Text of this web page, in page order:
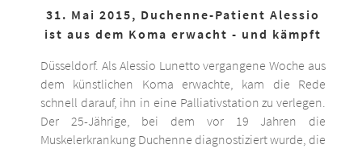
31. Mai 2015, Duchenne-Patient Alessio
ist aus dem Koma erwacht - und kämpft
Düsseldorf. Als Alessio Lunetto vergangene Woche aus
dem künstlichen Koma erwachte, kam die Rede
schnell darauf, ihn in eine Palliativstation zu verlegen.
Der 25-Jährige, bei dem vor 19 Jahren die
Muskelerkrankung Duchenne diagnostiziert wurde, die